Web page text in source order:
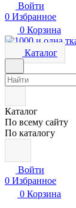
Войти
0 Избранное
0 Корзина
Каталог
Каталог
По всему сайту
По каталогу
Войти
0 Избранное
0 Корзина